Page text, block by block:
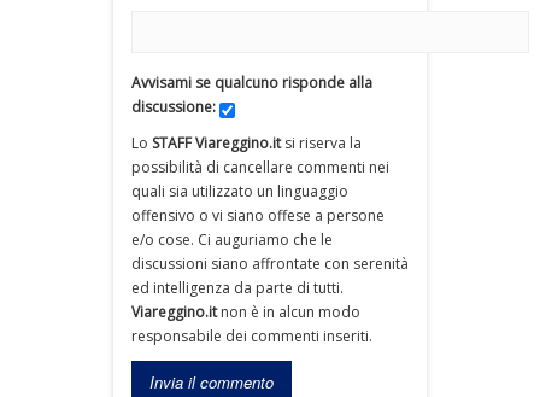
Avvisami se qualcuno risponde alla
discussione:
Lo STAFF Viareggino.itsi riserva la
possibilità di cancellare commenti nei
quali sia utilizzato un linguaggio
offensivo o vi siano offese a persone
e/o cose. Ci auguriamo che le
discussioni siano affrontate con serenità
ed intelligenza da parte di tutti.
Viareggino.itnon è in alcun modo
responsabile dei commenti inseriti.